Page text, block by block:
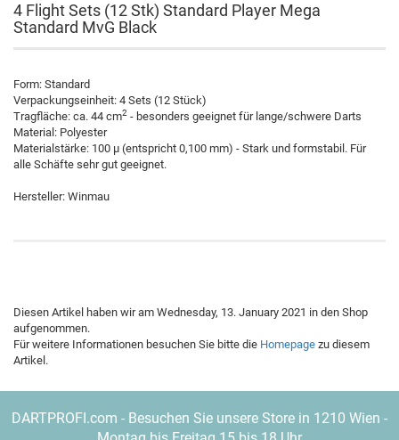
4 Flight Sets (12 Stk) Standard Player Mega
Standard MvG Black
Form: Standard
Verpackungseinheit: 4 Sets (12 Stück)
Tragfläche: ca. 44 cm2 - besonders geeignet für lange/schwere Darts
Material: Polyester
Materialstärke: 100 µ (entspricht 0,100 mm) - Stark und formstabil. Für
alle Schäfte sehr gut geeignet.
Hersteller: Winmau
Diesen Artikel haben wir am Wednesday, 13. January 2021 in den Shop
aufgenommen.
Für weitere Informationen besuchen Sie bitte die Homepage zu diesem
Artikel.
DARTPROFI.com - Besuchen Sie unsere Store in 1210 Wien -